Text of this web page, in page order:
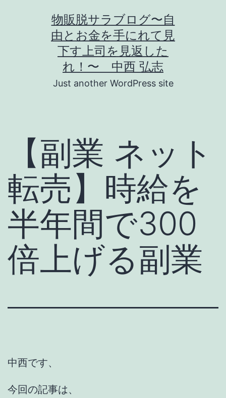
物販脱サラブログ〜自
由とお金を手にれて見
下す上司を見返した
れ！〜 中西 弘志
Just another WordPress site
【副業 ネット
転売】時給を
半年間で300
倍上げる副業
中西です、
今回の記事は、